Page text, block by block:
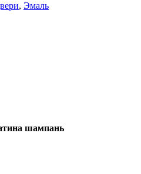
, Эмаль
шампань